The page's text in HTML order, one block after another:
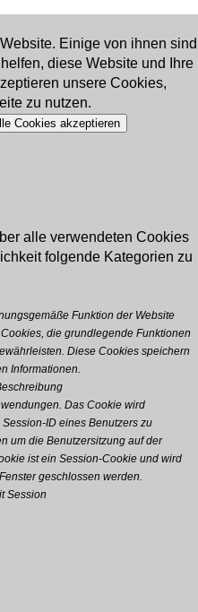
Einige von ihnen sind
diese Website und Ihre
unsere Cookies,
zu nutzen.
Cookies akzeptieren
alle verwendeten Cookies
folgende Kategorien zu
Funktion der Website
die grundlegende Funktionen
Diese Cookies speichern
Informationen.
Das Cookie wird
ID eines Benutzers zu
um die Benutzersitzung auf der
ist ein Session-Cookie und wird
geschlossen werden.
Session